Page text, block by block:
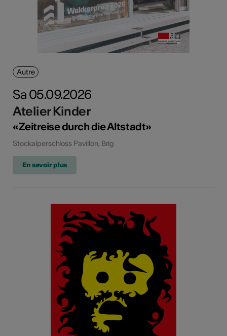
Autre
Sa 05.09.2026
Atelier Kinder
«Zeitreise durch die Altstadt»
Stockalperschloss Pavillon, Brig
En savoir plus